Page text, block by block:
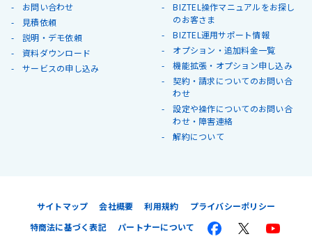
お問い合わせ
見積依頼
説明・デモ依頼
資料ダウンロード
サービスの申し込み
BIZTEL操作マニュアルをお探し
のお客さま
BIZTEL運用サポート情報
オプション・追加料金一覧
機能拡張・オプション申し込み
契約・請求についてのお問い合
わせ
設定や操作についてのお問い合
わせ・障害連絡
解約について
サイトマップ 会社概要 利用規約
プライバシーポリシー
特商法に基づく表記
パートナーについて